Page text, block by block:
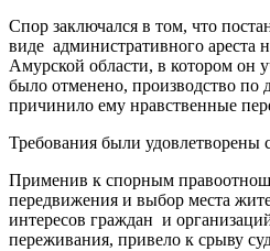
Спор заключался в том, что
виде административного
Амурской области, в котором он
было отменено, производство по
причинило ему нравственные
Требования были удовлетворены
Применив к спорным
передвижения и выбор места
интересов граждан и
переживания, привело к срыву